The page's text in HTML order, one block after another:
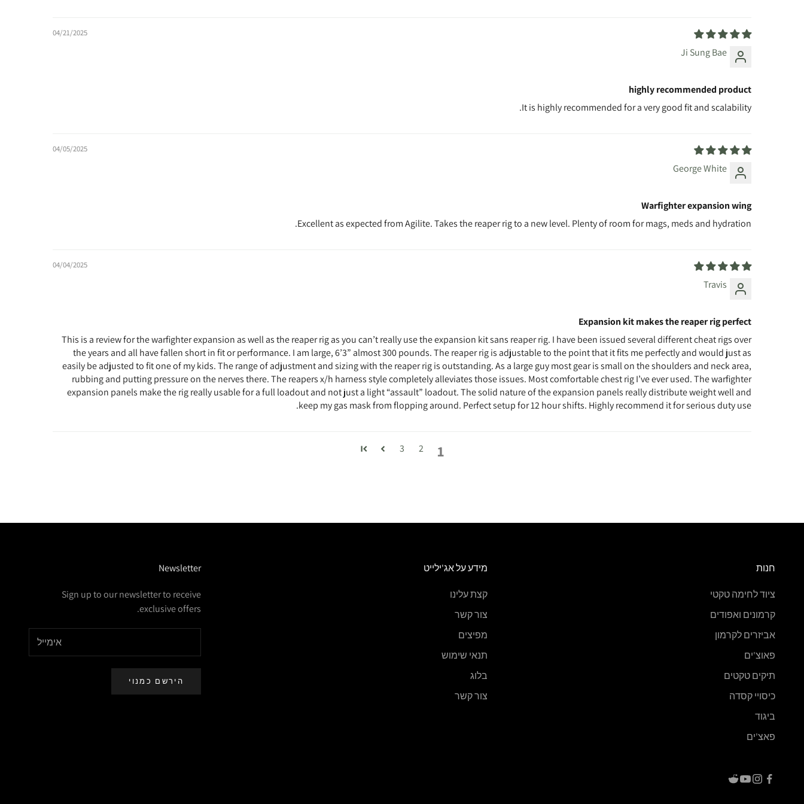
04/21/2025
Ji Sung Bae
highly recommended product
It is highly recommended for a very good fit and scalability.
04/05/2025
George White
Warfighter expansion wing
Excellent as expected from Agilite. Takes the reaper rig to a new level. Plenty of room for mags, meds and hydration.
04/04/2025
Travis
Expansion kit makes the reaper rig perfect
This is a review for the warfighter expansion as well as the reaper rig as you can’t really use the expansion kit sans reaper rig. I have been issued several different cheat rigs over
the years and all have fallen short in fit or performance. I am large, 6’3” almost 300 pounds. The reaper rig is adjustable to the point that it fits me perfectly and would just as
easily be adjusted to fit one of my kids. The range of adjustment and sizing with the reaper rig is outstanding. As a large guy most gear is small on the shoulders and neck area,
rubbing and putting pressure on the nerves there. The reapers x/h harness style completely alleviates those issues. Most comfortable chest rig I’ve ever used. The warfighter
expansion panels make the rig really usable for a full loadout and not just a light “assault” loadout. The solid nature of the expansion panels really distribute weight well and
keep my gas mask from flopping around. Perfect setup for 12 hour shifts. Highly recommend it for serious duty use.
1
2
3
חנות
ציוד לחימה טקטי
קרמונים ואפודים
אביזרים לקרמון
פאוצ'ים
תיקים טקטים
כיסויי קסדה
ביגוד
פאצ'ים
מידע על אג'ילייט
קצת עלינו
צור קשר
מפיצים
תנאי שימוש
בלוג
צור קשר
Newsletter
Sign up to our newsletter to receive
exclusive offers.
הירשם כמנוי